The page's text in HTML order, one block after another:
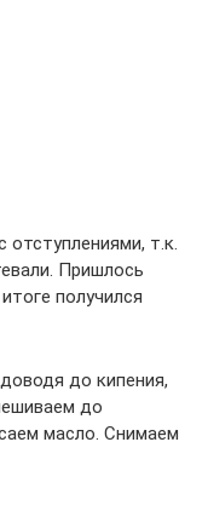
отступлениями, т.к.
Пришлось
получился
до кипения,
до
масло. Снимаем